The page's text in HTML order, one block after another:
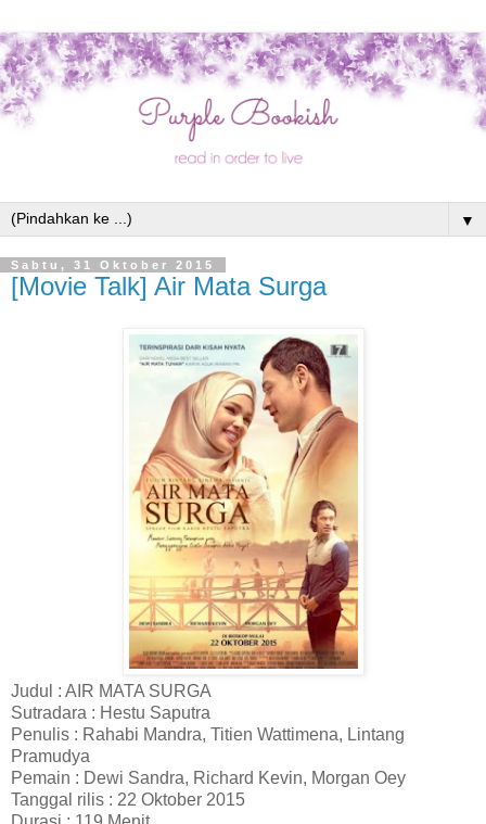
▼
Sabtu, 31 Oktober 2015
[Movie Talk] Air Mata Surga
Judul : AIR MATA SURGA
Sutradara : Hestu Saputra
Penulis : Rahabi Mandra, Titien Wattimena, Lintang
Pramudya
Pemain : Dewi Sandra, Richard Kevin, Morgan Oey
Tanggal rilis : 22 Oktober 2015